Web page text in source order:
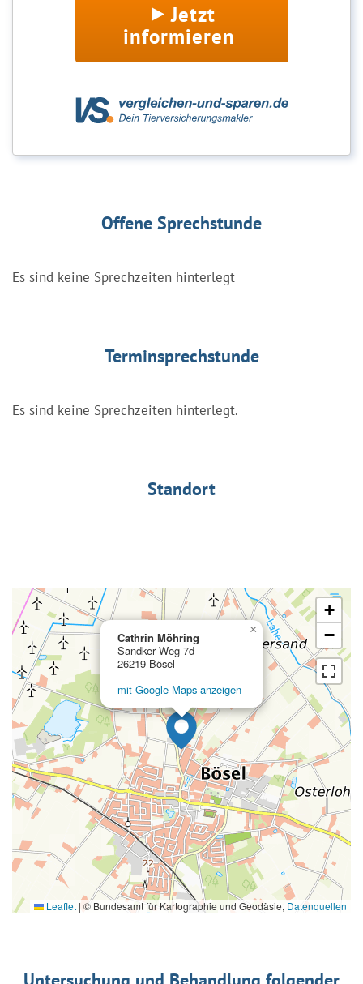
Jetzt
informieren
Offene Sprechstunde
Es sind keine Sprechzeiten hinterlegt
Terminsprechstunde
Es sind keine Sprechzeiten hinterlegt.
Standort
Cathrin Möhring
Sandker Weg 7d
26219 Bösel
mit Google Maps anzeigen
×
+
−
Leaflet | © Bundesamt für Kartographie und Geodäsie, Datenquellen